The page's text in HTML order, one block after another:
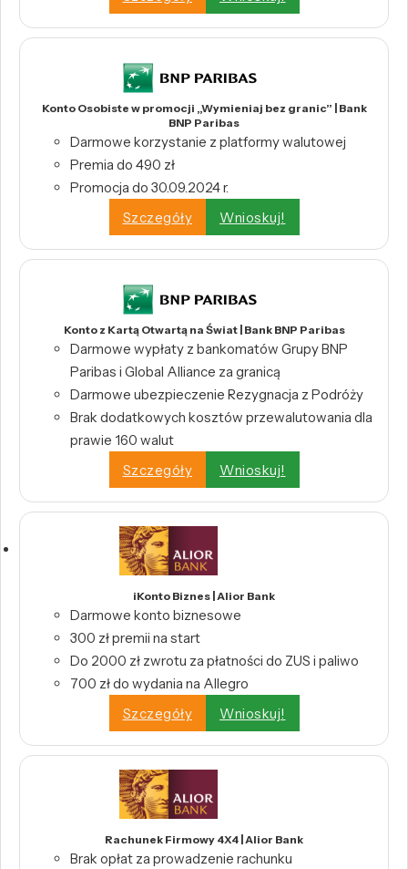
Konto Osobiste w promocji „Wymieniaj bez granic” | Bank
BNP Paribas
Darmowe korzystanie z platformy walutowej
Premia do 490 zł
Promocja do 30.09.2024 r.
Szczegóły
Wnioskuj!
Konto z Kartą Otwartą na Świat | Bank BNP Paribas
Darmowe wypłaty z bankomatów Grupy BNP
Paribas i Global Alliance za granicą
Darmowe ubezpieczenie Rezygnacja z Podróży
Brak dodatkowych kosztów przewalutowania dla
prawie 160 walut
Szczegóły
Wnioskuj!
iKonto Biznes | Alior Bank
Darmowe konto biznesowe
300 zł premii na start
Do 2000 zł zwrotu za płatności do ZUS i paliwo
700 zł do wydania na Allegro
Szczegóły
Wnioskuj!
Rachunek Firmowy 4X4 | Alior Bank
Brak opłat za prowadzenie rachunku